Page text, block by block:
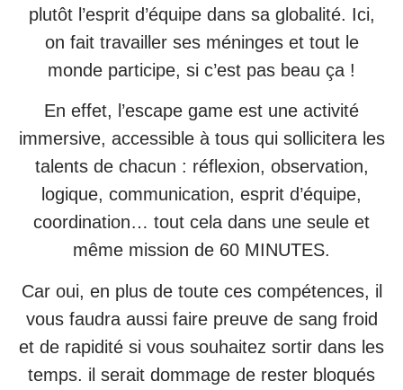
plutôt l’esprit d’équipe dans sa globalité. Ici,
on fait travailler ses méninges et tout le
monde participe, si c’est pas beau ça !
En effet, l’escape game est une activité
immersive, accessible à tous qui sollicitera les
talents de chacun : réflexion, observation,
logique, communication, esprit d’équipe,
coordination… tout cela dans une seule et
même mission de 60 MINUTES.
Car oui, en plus de toute ces compétences, il
vous faudra aussi faire preuve de sang froid
et de rapidité si vous souhaitez sortir dans les
temps. il serait dommage de rester bloqués